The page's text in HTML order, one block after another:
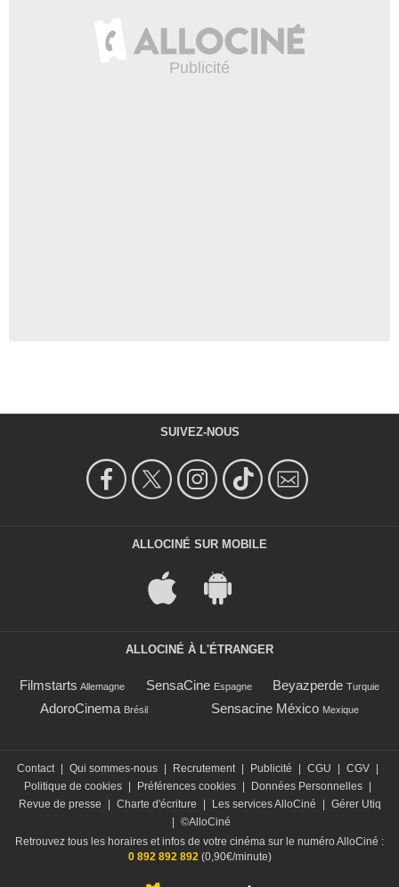
SUIVEZ-NOUS
ALLOCINÉ SUR MOBILE
ALLOCINÉ À L'ÉTRANGER
Filmstarts Allemagne SensaCine Espagne Beyazperde Turquie
AdoroCinema Brésil Sensacine México Mexique
Contact Qui sommes-nous Recrutement Publicité CGU CGV
Politique de cookies
Préférences cookies Données Personnelles
Revue de presse
Charte d'écriture Les services AlloCiné
Gérer Utiq
©AlloCiné
Retrouvez tous les horaires et infos de votre cinéma sur le numéro AlloCiné :
0 892 892 892(0,90€/minute)